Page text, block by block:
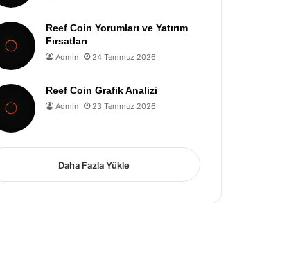
Reef Coin Yorumları ve Yatırım
Fırsatları
Admin 24 Temmuz 2026
Reef Coin Grafik Analizi
Admin 23 Temmuz 2026
Daha Fazla Yükle